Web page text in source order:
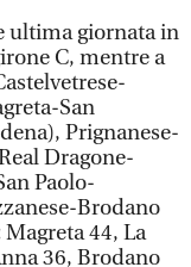
ultima giornata in
C, mentre a
San
Prignanese-
Dragone-
Paolo-
Brodano
Magreta 44, La
36, Brodano